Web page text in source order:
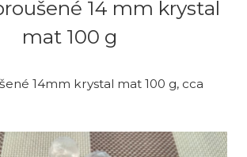
14 mm krystal
mat 100 g
14mm krystal mat 100 g, cca